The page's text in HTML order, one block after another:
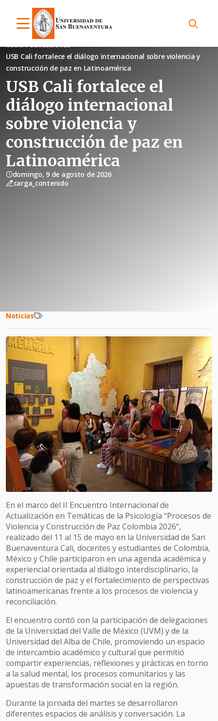
Inicio Publicaciones
USB Cali fortalece el diálogo internacional sobre violencia y
construcción de paz en Latinoamérica
USB Cali fortalece el
diálogo internacional
sobre violencia y
construcción de paz en
Latinoamérica
domingo, 9 de agosto de 2026
carga_contenido
Noticias
En el marco del II Encuentro Internacional de
Actualización en Temáticas de la Psicología “Procesos de
Violencia y Construcción de Paz Colombia 2026”,
realizado del 11 al 15 de mayo en la Universidad de San
Buenaventura Cali, docentes y estudiantes de Colombia,
México y Chile participaron en una agenda académica y
experiencial orientada al diálogo interdisciplinario, la
construcción de paz y el fortalecimiento de perspectivas
latinoamericanas frente a los procesos de violencia y
reconciliación.
El encuentro contó con la participación de delegaciones
de la Universidad del Valle de México (UVM) y de la
Universidad del Alba de Chile, promoviendo un espacio
de intercambio académico y cultural que permitió
compartir experiencias, reflexiones y prácticas en torno
a la salud mental, los procesos comunitarios y las
apuestas de transformación social en la región.
Durante la jornada del martes se desarrollaron
diferentes espacios de análisis y conversación. La